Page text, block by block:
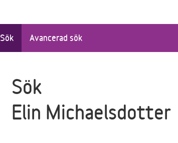
Sök Avancerad sök
Sök
Elin Michaelsdotter